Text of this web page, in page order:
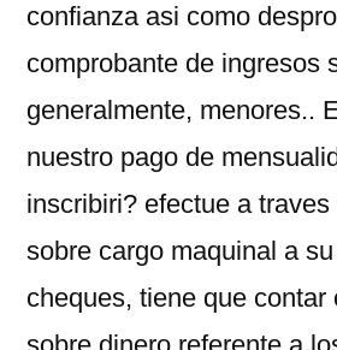
confianza asi­ como
comprobante de ingresos
generalmente, menores..
nuestro pago de
inscribiri? efectue a
sobre cargo maquinal a
cheques, tiene que contar